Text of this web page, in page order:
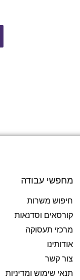
מחפשי עבודה
חיפוש משרות
קורסאים וסדנאות
מרכזי תעסוקה
אודותינו
צור קשר
תנאי שימוש ומדיניות